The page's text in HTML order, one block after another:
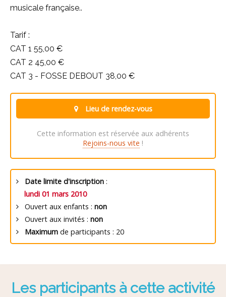
musicale française..
Tarif :
CAT 1 55,00 €
CAT 2 45,00 €
CAT 3 - FOSSE DEBOUT 38,00 €
Lieu de rendez-vous
Cette information est réservée aux adhérents
Rejoins-nous vite !
Date limite d'inscription :
lundi 01 mars 2010
Ouvert aux enfants : non
Ouvert aux invités : non
Maximum de participants : 20
Les participants à cette activité